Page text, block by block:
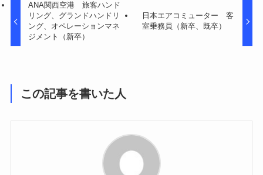
ANA関西空港 旅客ハンド
リング、グランドハンドリ
ング、オペレーションマネ
ジメント（新卒）
日本エアコミューター 客
室乗務員（新卒、既卒）
この記事を書いた人